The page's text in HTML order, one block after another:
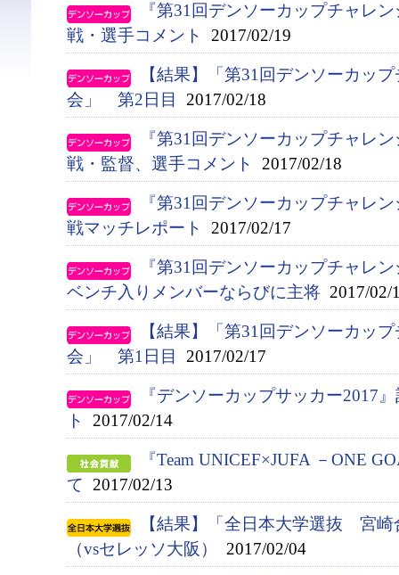
『第31回デンソーカップチャレ
戦・選手コメント
2017/02/19
【結果】「第31回デンソーカッ
会」 第2日目
2017/02/18
『第31回デンソーカップチャレ
戦・監督、選手コメント
2017/02/18
『第31回デンソーカップチャレ
戦マッチレポート
2017/02/17
『第31回デンソーカップチャレ
ベンチ入りメンバーならびに主将 2017/02/
【結果】「第31回デンソーカッ
会」 第1日目
2017/02/17
『デンソーカップサッカー2017
ト
2017/02/14
『Team UNICEF×JUFA －ONE
て 2017/02/13
【結果】「全日本大学選抜 宮
（vsセレッソ大阪）
2017/02/04